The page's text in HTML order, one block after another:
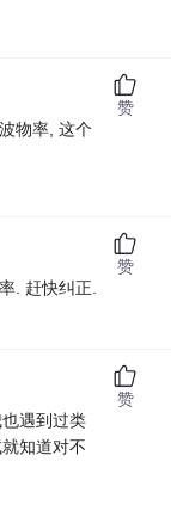
物率, 这个
赞
. 赶快纠正.
赞
遇到过类
知道对不
赞